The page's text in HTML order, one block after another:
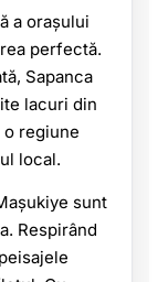
a orașului
perfectă.
Sapanca
lacuri din
o regiune
local.
sunt
Respirând